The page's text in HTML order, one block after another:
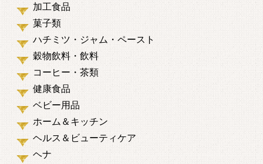
加工食品
菓子類
ハチミツ・ジャム・ペースト
穀物飲料・飲料
コーヒー・茶類
健康食品
ベビー用品
ホーム＆キッチン
ヘルス＆ビューティケア
ヘナ